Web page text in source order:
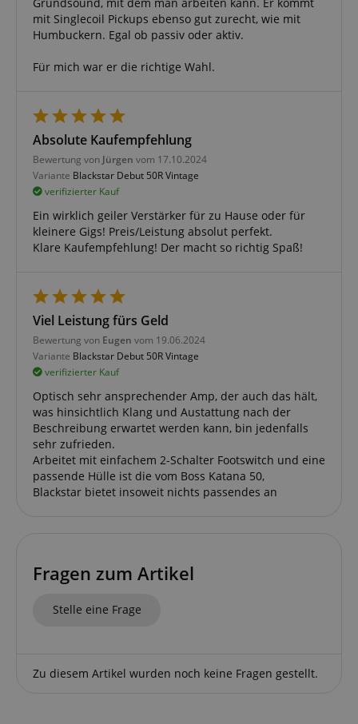
mit Singlecoil Pickups ebenso gut zurecht, wie mit
Humbuckern. Egal ob passiv oder aktiv.
Für mich war er die richtige Wahl.
Absolute Kaufempfehlung
Bewertung von Jürgen vom 17.10.2024
Variante Blackstar Debut 50R Vintage
verifizierter Kauf
Ein wirklich geiler Verstärker für zu Hause oder für
kleinere Gigs! Preis/Leistung absolut perfekt.
Klare Kaufempfehlung! Der macht so richtig Spaß!
Viel Leistung fürs Geld
Bewertung von Eugen vom 19.06.2024
Variante Blackstar Debut 50R Vintage
verifizierter Kauf
Optisch sehr ansprechender Amp, der auch das hält,
was hinsichtlich Klang und Austattung nach der
Beschreibung erwartet werden kann, bin jedenfalls
sehr zufrieden.
Arbeitet mit einfachem 2-Schalter Footswitch und eine
passende Hülle ist die vom Boss Katana 50,
Blackstar bietet insoweit nichts passendes an
Fragen zum Artikel
Stelle eine Frage
Zu diesem Artikel wurden noch keine Fragen gestellt.
Die durch diese Services gesammelten Daten
werden gebraucht, um die technische Performance
der Website zu gewährleisten, dir grundlegende
Einkaufs-Funktionen bereitzustellen, das Einkaufen
verhindern. Immer eingeschaltet.
Cookie
Anbieter / Domain
amazon-pay-connectedAuth
apay-session-set
Amazon.com Inc.
www.kirstein.de
session-id-apay
Amazon
Google-